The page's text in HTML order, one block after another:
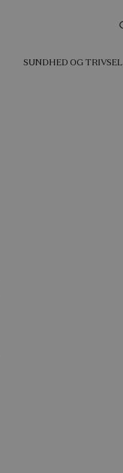
SUNDHED OG TRIVSEL